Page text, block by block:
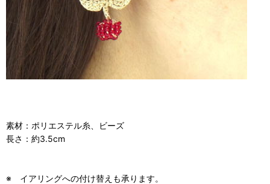
素材：ポリエステル糸、ビーズ
長さ：約3.5cm
※ イアリングへの付け替えも承ります。